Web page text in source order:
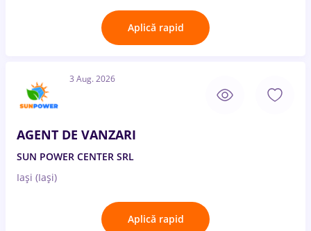
Aplică rapid
3 Aug. 2026
AGENT DE VANZARI
SUN POWER CENTER SRL
Iași (Iași)
Aplică rapid